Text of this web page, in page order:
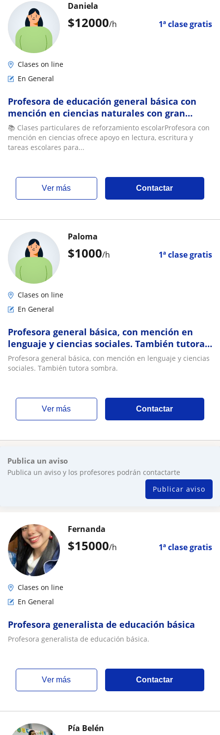
$12000/h 1ª clase gratis
Daniela
Clases on line
En General
Profesora de educación general básica con
mención en ciencias naturales con gran
experiencia para trabajar con estudiantes
📚 Clases particulares de reforzamiento escolarProfesora con
mención en ciencias ofrece apoyo en lectura, escritura y
tareas escolares para...
ver más Contactar
$1000/h 1ª clase gratis
Paloma
Clases on line
En General
Profesora general básica, con mención en
lenguaje y ciencias sociales. También tutora
sombra
Profesora general básica, con mención en lenguaje y ciencias
sociales. También tutora sombra.
ver más Contactar
Publica un aviso
Publica un aviso y los profesores podrán contactarte
Publicar aviso
$15000/h 1ª clase gratis
Fernanda
Clases on line
En General
Profesora generalista de educación básica
Profesora generalista de educación básica.
ver más Contactar
Pía Belén